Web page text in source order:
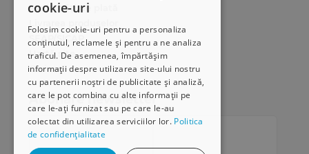
cookie-uri
Folosim cookie-uri pentru a personaliza
conținutul, reclamele și pentru a ne analiza
traficul. De asemenea, împărtășim
informații despre utilizarea site-ului nostru
cu partenerii noștri de publicitate și analiză,
care le pot combina cu alte informații pe
care le-ați furnizat sau pe care le-au
colectat din utilizarea serviciilor lor. Politica
de confidențialitate
Modalități de plată
SEAP/SICAP
Hartă site
Cariere
Abonare newsletter